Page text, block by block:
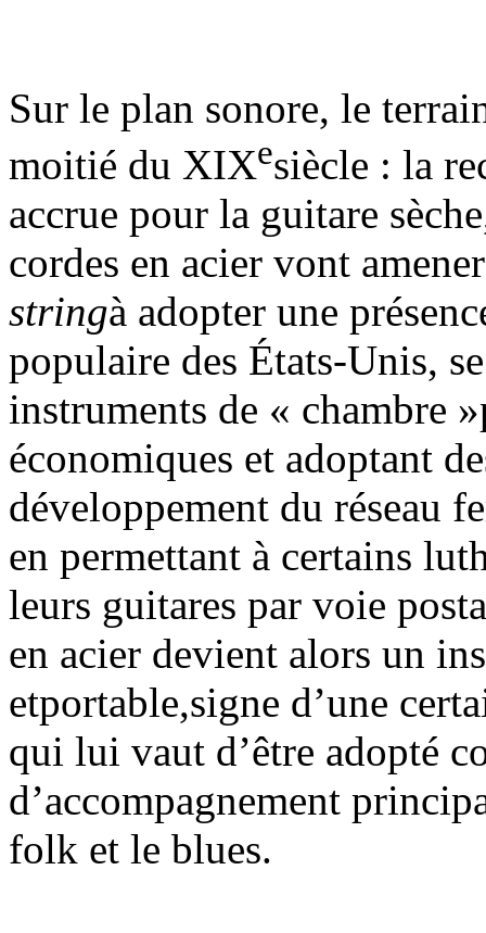
Sur le plan sonore, le
moitié du XIXesiècle : la
accrue pour la guitare
cordes en acier vont
stringà adopter une
populaire des États-Unis,
instruments de « chambre
économiques et adoptant
développement du réseau
en permettant à certains
leurs guitares par voie
en acier devient alors un
etportable,signe d’une
qui lui vaut d’être adopté
d’accompagnement
folk et le blues.